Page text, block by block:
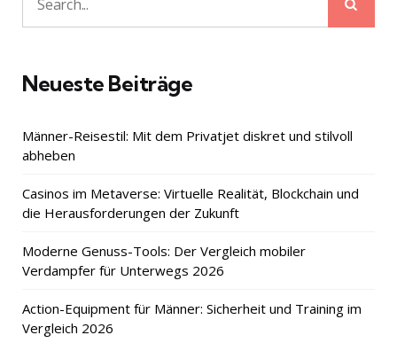
Search
for:
Neueste Beiträge
Männer-Reisestil: Mit dem Privatjet diskret und stilvoll
abheben
Casinos im Metaverse: Virtuelle Realität, Blockchain und
die Herausforderungen der Zukunft
Moderne Genuss-Tools: Der Vergleich mobiler
Verdampfer für Unterwegs 2026
Action-Equipment für Männer: Sicherheit und Training im
Vergleich 2026